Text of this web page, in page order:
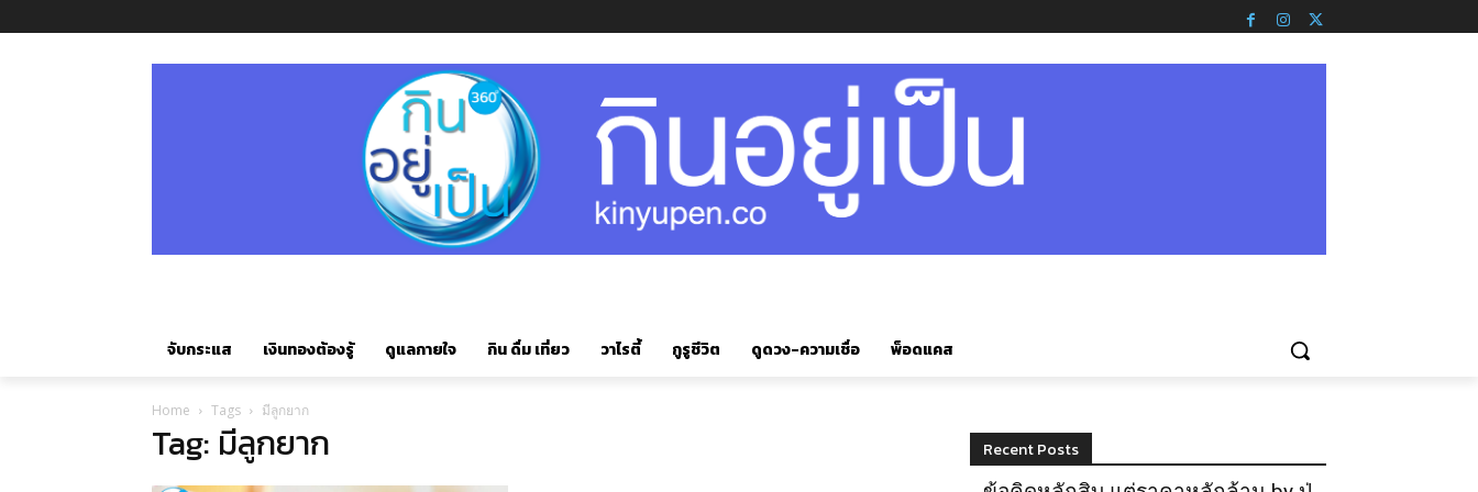
จับกระแส เงินทองต้องรู้ ดูแลกายใจ กิน ดื่ม เที่ยว วาไรตี้ กูรูชีวิต ดูดวง-ความเชื่อ พ็อดแคส
Home Tags มีลูกยาก
Tag: มีลูกยาก Recent Posts